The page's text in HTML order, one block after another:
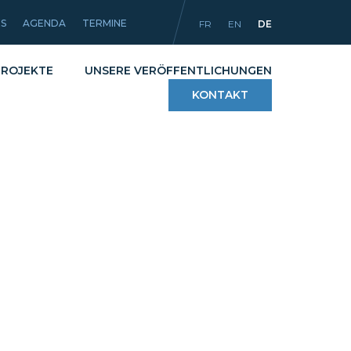
AGENDA TERMINE FR EN DE
UNSERE VERÖFFENTLICHUNGEN
KONTAKT